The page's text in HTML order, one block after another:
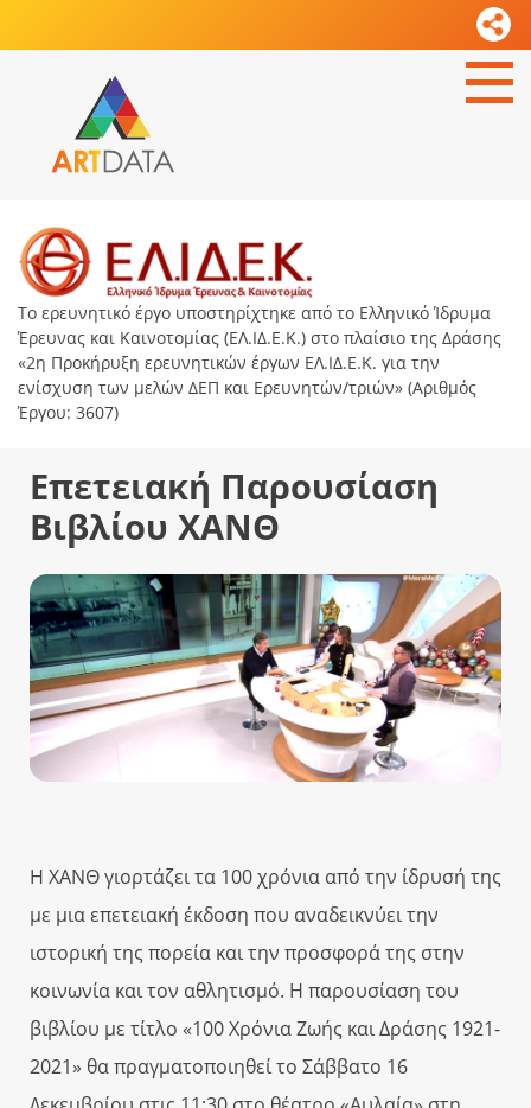
Το ερευνητικό έργο υποστηρίχτηκε από το Ελληνικό Ίδρυμα
Έρευνας και Καινοτομίας (ΕΛ.ΙΔ.Ε.Κ.) στο πλαίσιο της Δράσης
«2η Προκήρυξη ερευνητικών έργων ΕΛ.ΙΔ.Ε.Κ. για την
ενίσχυση των μελών ΔΕΠ και Ερευνητών/τριών» (Αριθμός
Έργου: 3607)
Επετειακή Παρουσίαση
Βιβλίου ΧΑΝΘ
Η ΧΑΝΘ γιορτάζει τα 100 χρόνια από την ίδρυσή της
με μια επετειακή έκδοση που αναδεικνύει την
ιστορική της πορεία και την προσφορά της στην
κοινωνία και τον αθλητισμό. Η παρουσίαση του
βιβλίου με τίτλο «100 Χρόνια Ζωής και Δράσης 1921-
2021» θα πραγματοποιηθεί το Σάββατο 16